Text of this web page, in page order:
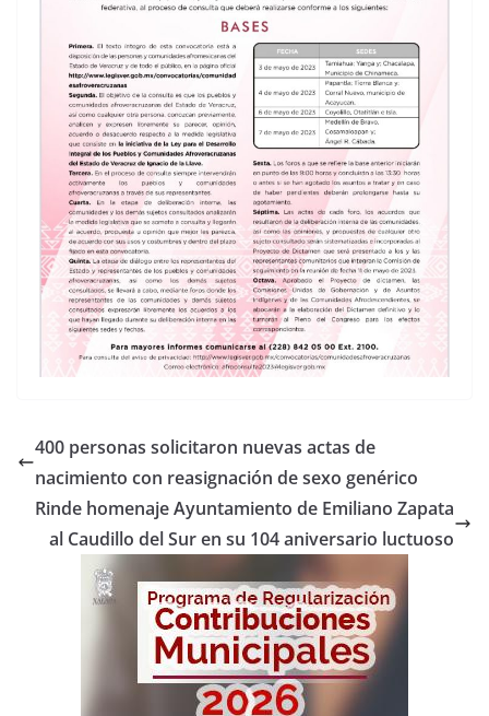
400 personas solicitaron nuevas actas de
nacimiento con reasignación de sexo genérico
Rinde homenaje Ayuntamiento de Emiliano Zapata
al Caudillo del Sur en su 104 aniversario luctuoso